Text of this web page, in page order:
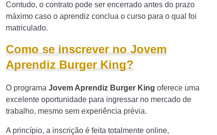
Contudo, o contrato pode ser encerrado antes do prazo
máximo caso o aprendiz conclua o curso para o qual foi
matriculado.
Como se inscrever no Jovem
Aprendiz Burger King?
O programa Jovem Aprendiz Burger King oferece uma
excelente oportunidade para ingressar no mercado de
trabalho, mesmo sem experiência prévia.
A princípio, a inscrição é feita totalmente online,